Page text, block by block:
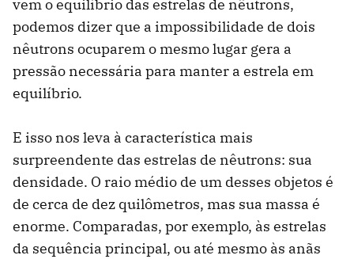
vem o equilíbrio das estrelas de nêutrons,
podemos dizer que a impossibilidade de dois
nêutrons ocuparem o mesmo lugar gera a
pressão necessária para manter a estrela em
equilíbrio.
E isso nos leva à característica mais
surpreendente das estrelas de nêutrons: sua
densidade. O raio médio de um desses objetos é
de cerca de dez quilômetros, mas sua massa é
enorme. Comparadas, por exemplo, às estrelas
da sequência principal, ou até mesmo às anãs